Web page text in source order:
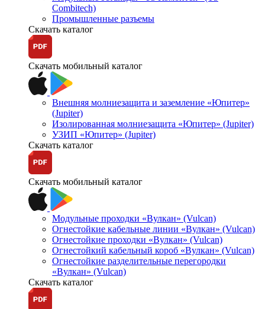
Combitech)
Промышленные разъемы
Скачать каталог
Скачать мобильный каталог
Внешняя молниезащита и заземление «Юпитер»
(Jupiter)
Изолированная молниезащита «Юпитер» (Jupiter)
УЗИП «Юпитер» (Jupiter)
Скачать каталог
Скачать мобильный каталог
Модульные проходки «Вулкан» (Vulcan)
Огнестойкие кабельные линии «Вулкан» (Vulcan)
Огнестойкие проходки «Вулкан» (Vulcan)
Огнестойкий кабельный короб «Вулкан» (Vulcan)
Огнестойкие разделительные перегородки
«Вулкан» (Vulcan)
Скачать каталог